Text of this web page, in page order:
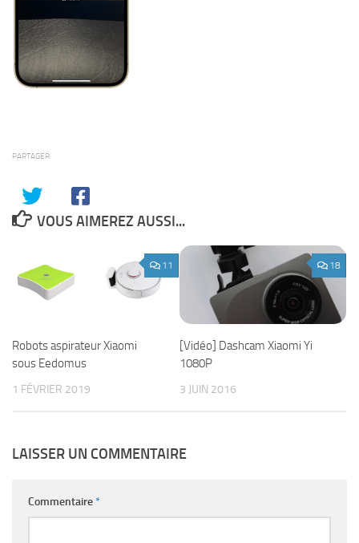
PARTAGER
VOUS AIMEREZ AUSSI...
11
Robots aspirateur Xiaomi
sous Eedomus
1 FÉVRIER 2019
18
[Vidéo] Dashcam Xiaomi Yi
1080P
3 JUIN 2016
LAISSER UN COMMENTAIRE
Commentaire*